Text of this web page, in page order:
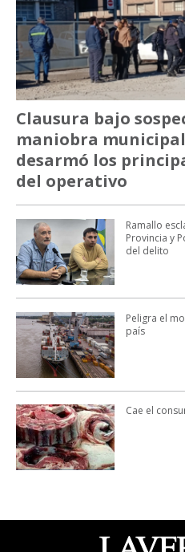
Clausura bajo
maniobra
desarmó los
del operativo
Ramallo
Provincia y
del delito
Peligra el
país
Cae el